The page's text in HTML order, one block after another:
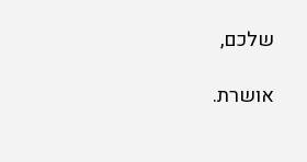
שלכם,
אושרת.